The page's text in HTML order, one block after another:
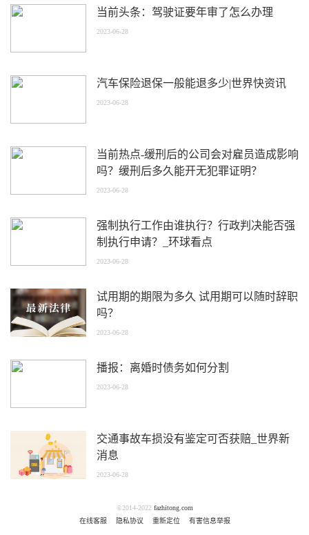
当前头条：驾驶证要年审了怎么办理
2023-06-28
汽车保险退保一般能退多少|世界快资讯
2023-06-28
当前热点-缓刑后的公司会对雇员造成影响
吗？缓刑后多久能开无犯罪证明？
2023-06-28
强制执行工作由谁执行？行政判决能否强
制执行申请？_环球看点
2023-06-28
试用期的期限为多久 试用期可以随时辞职
吗？
2023-06-28
播报：离婚时债务如何分割
2023-06-28
交通事故车损没有鉴定可否获赔_世界新
消息
2023-06-28
©2014-2022 fazhitong.com
在线客服
隐私协议 重新定位 有害信息举报